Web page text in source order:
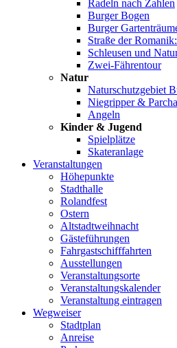
Radeln nach Zahlen
Burger Bogen
Burger
Straße der
Schleusen und
Zwei-Fährentour
Natur
Naturschutzgebiet
Niegripper &
Angeln
Kinder & Jugend
Spielplätze
Skateranlage
Veranstaltungen
Höhepunkte
Stadthalle
Rolandfest
Ostern
Altstadtweihnacht
Gästeführungen
Fahrgastschifffahrten
Ausstellungen
Veranstaltungsorte
Veranstaltungskalender
Veranstaltung eintragen
Wegweiser
Stadtplan
Anreise